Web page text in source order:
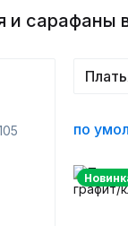
и сарафаны
по